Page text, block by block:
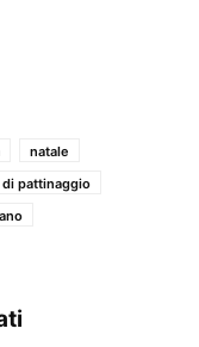
natale
pattinaggio